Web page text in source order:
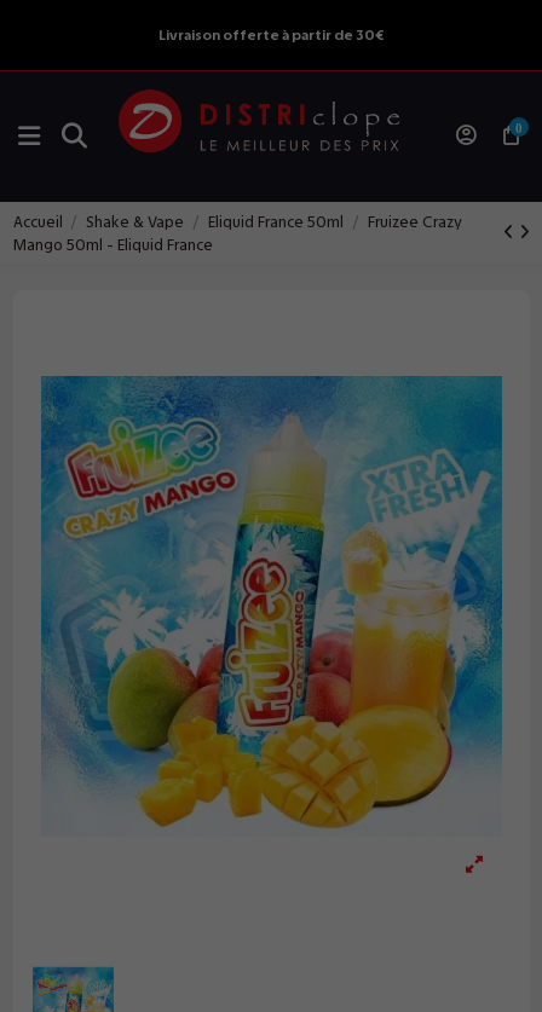
Livraison offerte à partir de 30€
0
Accueil Shake & Vape Eliquid France 50ml
Fruizee Crazy
Mango 50ml - Eliquid France